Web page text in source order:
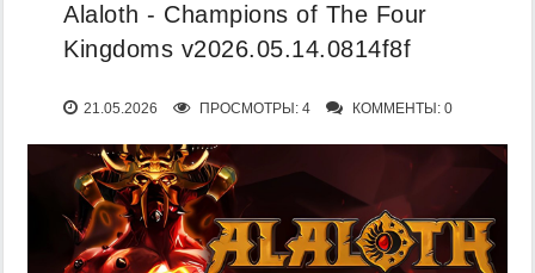
Alaloth - Champions of The Four
Kingdoms v2026.05.14.0814f8f
21.05.2026 ПРОСМОТРЫ: 4 КОММЕНТЫ: 0